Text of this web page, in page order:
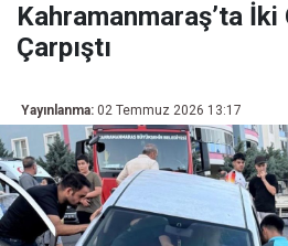
Kahramanmaraş’ta İki
Çarpıştı
Yayınlanma: 02 Temmuz 2026 13:17